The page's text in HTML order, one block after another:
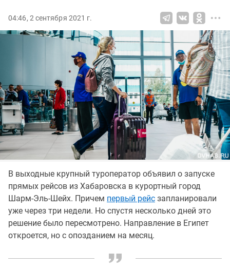
04:46, 2 сентября 2021 г.
В выходные крупный туроператор объявил о запуске
прямых рейсов из Хабаровска в курортный город
Шарм-Эль-Шейх. Причем первый рейс запланировали
уже через три недели. Но спустя несколько дней это
решение было пересмотрено. Направление в Египет
откроется, но с опозданием на месяц.